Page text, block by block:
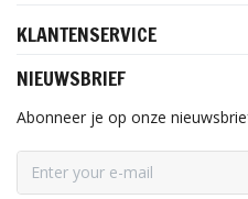
KLANTENSERVICE
NIEUWSBRIEF
Abonneer je op onze